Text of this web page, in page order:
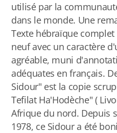
utilisé par la
dans le monde. Une
Texte hébraïque
neuf avec un caractère
agréable, muni
adéquates en français.
Sidour" est la copie
Tefilat Ha'Hodèche" (
Afrique du nord. Depuis
1978, ce Sidour a été